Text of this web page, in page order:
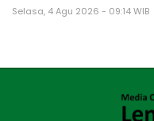
Selasa, 4 Agu 2026 - 09:14 WIB